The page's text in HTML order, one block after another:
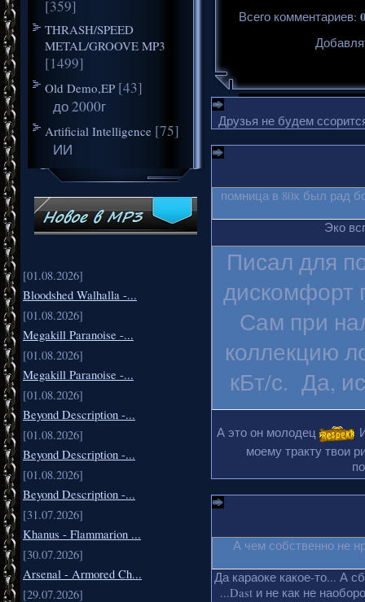
[359]
THRASH/SPEED
METAL/GROOVE MP3
[1499]
Old Demo,EP [43]
до 2000г
Artificial Intelligence [75]
ИИ
[01.08.2026]
Bloodshed Walhalla -...
[01.08.2026]
Megakill Paranoise -...
[01.08.2026]
Megakill Paranoise -...
[01.08.2026]
Beyond Description -...
[01.08.2026]
Beyond Description -...
[01.08.2026]
Beyond Description -...
[31.07.2026]
Khanus - Flammarion ...
[30.07.2026]
Arsenal - Armored Ch...
[29.07.2026]
Всего комментариев: 0
Друзья не будем
помница в 80х был рад
Эко
Писал для
дискомфорт
Сам при
коллекцию
кБт/с. Да,
А это он молодец
моему тракту твои
А чем собственно не
Да караоке какое-то... А
...Dast и не как не